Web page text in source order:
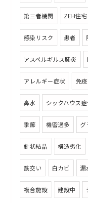
第三者機関 ZEH住宅
感染リスク 患者
アスペルギルス肺炎
アレルギー症状 免
鼻水 シックハウス
季節 機密過多 グ
針状結晶 構造劣化
筋交い 白カビ 漏
複合施設 建設中